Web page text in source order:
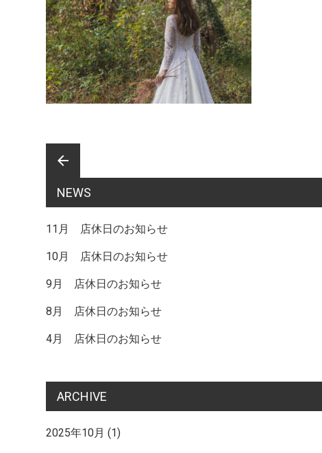
前
後
の
記
事
へ
arrow_back
NEWS
11月 店休日のお知らせ
10月 店休日のお知らせ
9月 店休日のお知らせ
8月 店休日のお知らせ
4月 店休日のお知らせ
ARCHIVE
2025年10月 (1)